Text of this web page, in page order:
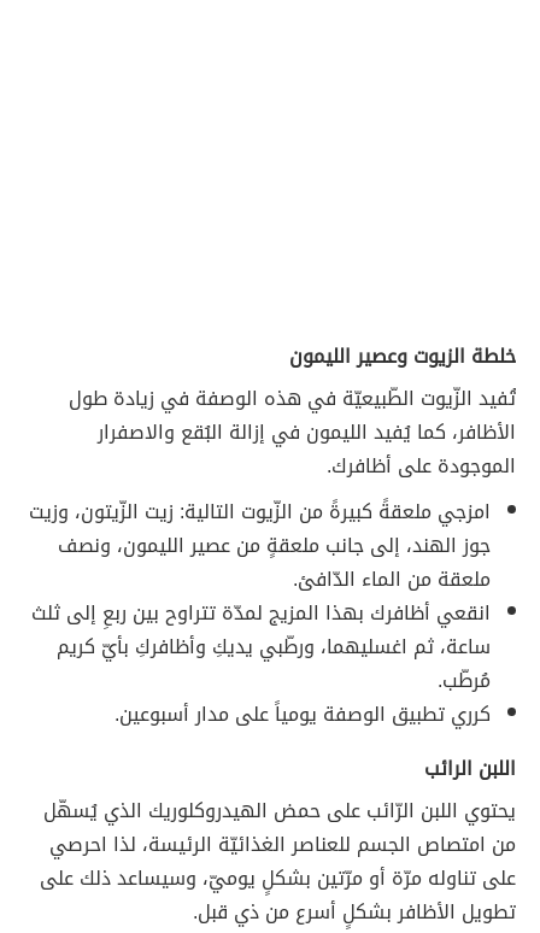
خلطة الزيوت وعصير الليمون
تُفيد الزّيوت الطّبيعيّة في هذه الوصفة في زيادة طول
الأظافر، كما يُفيد الليمون في إزالة البُقع والاصفرار
الموجودة على أظافرك.
امزجي ملعقةً كبيرةً من الزّيوت التالية: زيت الزّيتون، وزيت
جوز الهند، إلى جانب ملعقةٍ من عصير الليمون، ونصف
ملعقة من الماء الدّافئ.
انقعي أظافرك بهذا المزيج لمدّة تتراوح بين ربعِ إلى ثلث
ساعة، ثم اغسليهما، ورطّبي يديكِ وأظافركِ بأيّ كريم
مُرطّب.
كرري تطبيق الوصفة يومياً على مدار أسبوعين.
اللبن الرائب
يحتوي اللبن الرّائب على حمض الهيدروكلوريك الذي يُسهّل
من امتصاص الجسم للعناصر الغذائيّة الرئيسة، لذا احرصي
على تناوله مرّة أو مرّتين بشكلٍ يوميّ، وسيساعد ذلك على
تطويل الأظافر بشكلٍ أسرع من ذي قبل.